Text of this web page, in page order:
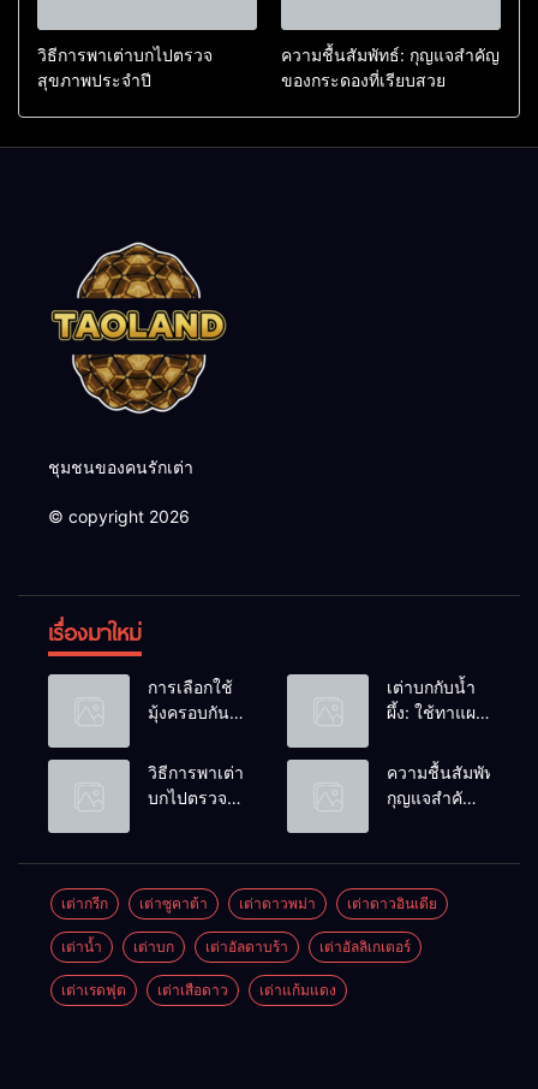
วิธีการพาเต่าบกไปตรวจ
สุขภาพประจำปี
ความชื้นสัมพัทธ์: กุญแจสำคัญ
ของกระดองที่เรียบสวย
ชุมชนของคนรักเต่า
© copyright 2026
เรื่องมาใหม่
การเลือกใช้
มุ้งครอบกัน
วางไข่ในคอก
เต่า
เต่าบกกับน้ำ
ผึ้ง: ใช้ทาแผล
ดื่มได้ไหม?
วิธีการพาเต่า
บกไปตรวจ
ความชื้นสัมพัทธ์:
กุญแจสำคัญ
เต่ากรีก เต่าซูคาต้า เต่าดาวพม่า เต่าดาวอินเดีย
เต่าน้ำ เต่าบก เต่าอัลดาบร้า เต่าอัลลิเกเตอร์
เต่าเรดฟุต เต่าเสือดาว เต่าแก้มแดง